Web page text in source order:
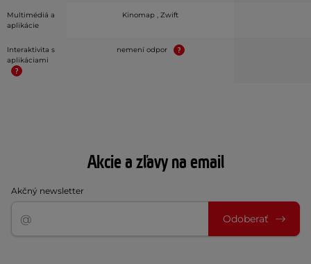
Multimédiá a
aplikácie
Kinomap , Zwift
Interaktivita s
aplikáciami
nemení odpor
Akcie a zľavy na email
Akčný newsletter
Odoberať